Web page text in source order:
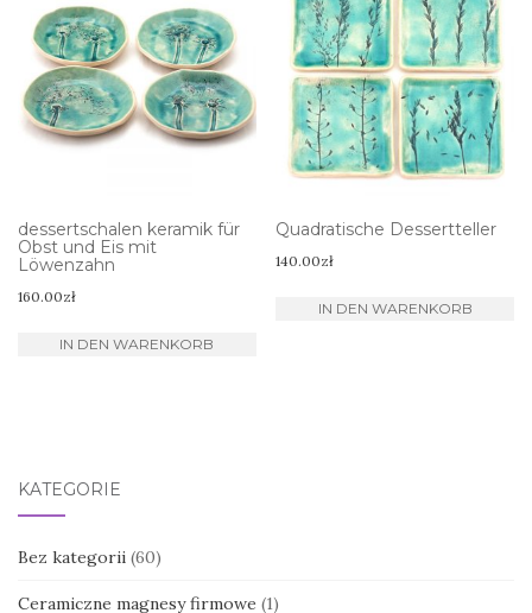
dessertschalen keramik für
Obst und Eis mit
Löwenzahn
160.00zł
IN DEN WARENKORB
Quadratische Dessertteller
140.00zł
IN DEN WARENKORB
KATEGORIE
Bez kategorii (60)
Ceramiczne magnesy firmowe (1)